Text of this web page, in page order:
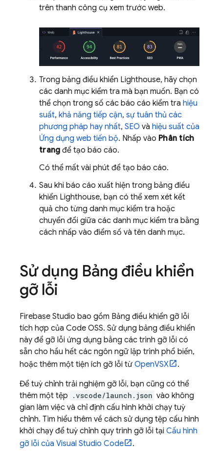
trên thanh công cụ xem trước web.
Trong bảng điều khiển Lighthouse, hãy chọn
các danh mục kiểm tra mà bạn muốn. Bạn có
thể chọn trong số các báo cáo kiểm tra hiệu
suất, khả năng tiếp cận, sự tuân thủ các
phương pháp hay nhất, SEO và hiệu suất của
Ứng dụng web tiến bộ. Nhấp vào Phân tích
trang để tạo báo cáo.
Có thể mất vài phút để tạo báo cáo.
Sau khi báo cáo xuất hiện trong bảng điều
khiển Lighthouse, bạn có thể xem xét kết
quả cho từng danh mục kiểm tra hoặc
chuyển đổi giữa các danh mục kiểm tra bằng
cách nhấp vào điểm số và tên danh mục.
Sử dụng Bảng điều khiển
gỡ lỗi
Firebase Studio bao gồm Bảng điều khiển gỡ lỗi
tích hợp của Code OSS. Sử dụng bảng điều khiển
này để gỡ lỗi ứng dụng bằng các trình gỡ lỗi có
sẵn cho hầu hết các ngôn ngữ lập trình phổ biến,
hoặc thêm một tiện ích gỡ lỗi từ OpenVSX
.
Để tuỳ chỉnh trải nghiệm gỡ lỗi, bạn cũng có thể
thêm một tệp
.vscode/launch.json vào không
gian làm việc và chỉ định cấu hình khởi chạy tuỳ
chỉnh. Tìm hiểu thêm về cách sử dụng tệp cấu hình
khởi chạy để tuỳ chỉnh quy trình gỡ lỗi tại Cấu hình
gỡ lỗi của Visual Studio Code
.